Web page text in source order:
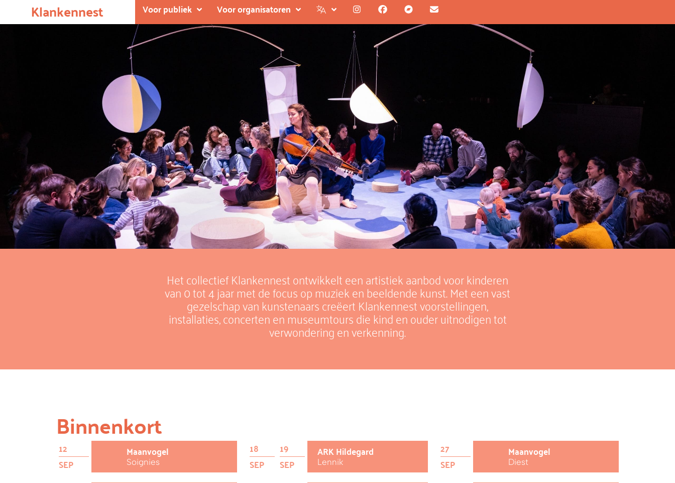
Klankennest Voor publiek Voor organisatoren
Het collectief Klankennest ontwikkelt een artistiek aanbod voor kinderen
van 0 tot 4 jaar met de focus op muziek en beeldende kunst. Met een vast
gezelschap van kunstenaars creëert Klankennest voorstellingen,
installaties, concerten en museumtours die kind en ouder uitnodigen tot
verwondering en verkenning.
Binnenkort
12
SEP
Maanvogel
Soignies
18
SEP
19
SEP
ARK Hildegard
Lennik
27
SEP
Maanvogel
Diest